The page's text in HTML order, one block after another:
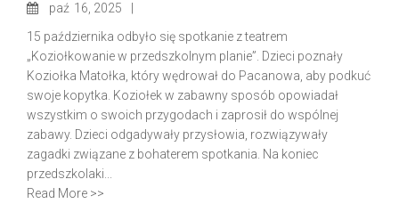
paź 16, 2025
15 października odbyło się spotkanie z teatrem
„Koziołkowanie w przedszkolnym planie”. Dzieci poznały
Koziołka Matołka, który wędrował do Pacanowa, aby podkuć
swoje kopytka. Koziołek w zabawny sposób opowiadał
wszystkim o swoich przygodach i zaprosił do wspólnej
zabawy. Dzieci odgadywały przysłowia, rozwiązywały
zagadki związane z bohaterem spotkania. Na koniec
przedszkolaki...
Read More >>